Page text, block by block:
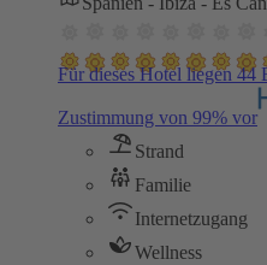
Für dieses Hotel liegen 44
Zustimmung von 99% vor
Strand
Familie
Internetzugang
Wellness